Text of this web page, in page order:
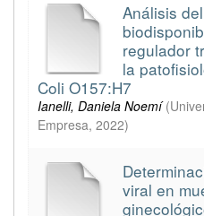
Análisis
regulador
la
Coli O157:H7
Ianelli, Daniela Noemí (
Empresa, 2022)
viral en